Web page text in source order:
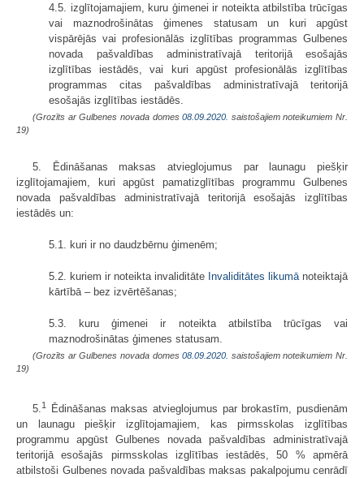
4.5. izglītojamajiem, kuru ģimenei ir noteikta atbilstība trūcīgas
vai maznodrošinātas ģimenes statusam un kuri apgūst
vispārējās vai profesionālās izglītības programmas Gulbenes
novada pašvaldības administratīvajā teritorijā esošajās
izglītības iestādēs, vai kuri apgūst profesionālās izglītības
programmas citas pašvaldības administratīvajā teritorijā
esošajās izglītības iestādēs.
(Grozīts ar Gulbenes novada domes08.09.2020. saistošajiem noteikumiem Nr.
19)
5. Ēdināšanas maksas atvieglojumus par launagu piešķir
izglītojamajiem, kuri apgūst pamatizglītības programmu Gulbenes
novada pašvaldības administratīvajā teritorijā esošajās izglītības
iestādēs un:
5.1. kuri ir no daudzbērnu ģimenēm;
5.2. kuriem ir noteikta invaliditāte Invaliditātes likumā noteiktajā
kārtībā – bez izvērtēšanas;
5.3. kuru ģimenei ir noteikta atbilstība trūcīgas vai
maznodrošinātas ģimenes statusam.
(Grozīts ar Gulbenes novada domes08.09.2020. saistošajiem noteikumiem Nr.
19)
5. 1
Ēdināšanas maksas atvieglojumus par brokastīm, pusdienām
un launagu piešķir izglītojamajiem, kas pirmsskolas izglītības
programmu apgūst Gulbenes novada pašvaldības administratīvajā
teritorijā esošajās pirmsskolas izglītības iestādēs, 50 % apmērā
atbilstoši Gulbenes novada pašvaldības maksas pakalpojumu cenrādī